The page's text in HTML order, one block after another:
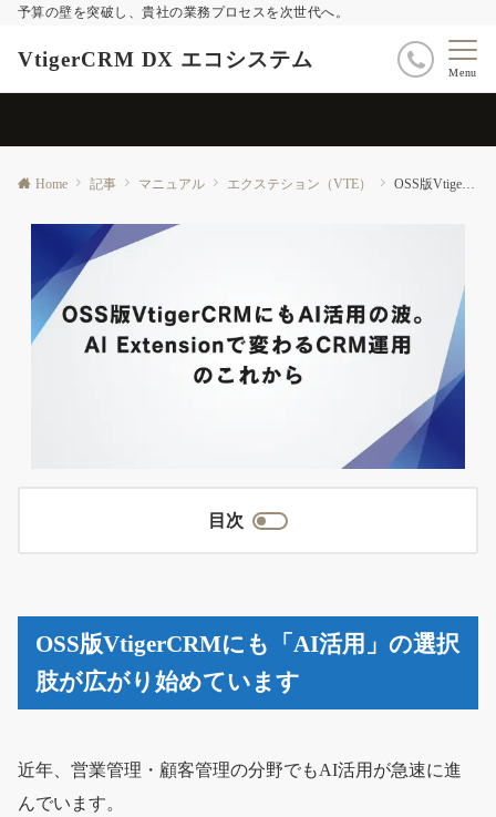
予算の壁を突破し、貴社の業務プロセスを次世代へ。
VtigerCRM DX エコシステム
Menu
Home 記事 マニュアル エクステション（VTE） OSS版VtigerCRMにもAI活用の波。AI Extensionで変わるCRM運用のこれから
目次
OSS版VtigerCRMにも「AI活用」の選択
肢が広がり始めています
近年、営業管理・顧客管理の分野でもAI活用が急速に進
んでいます。